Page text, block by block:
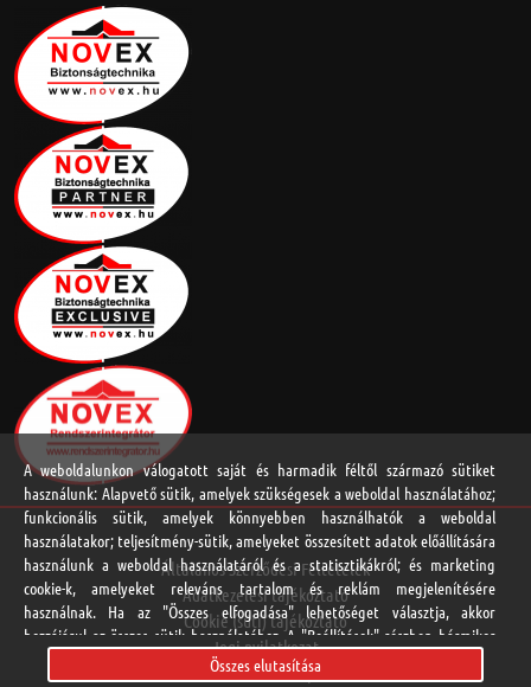
Általános Szerződési Feltételek
Adatkezelési tájékoztató
Cookie (süti) tájékoztató
Jogi nyilatkozat
Online vitarendezési platform
A weboldalunkon válogatott saját és harmadik féltől származó sütiket
használunk: Alapvető sütik, amelyek szükségesek a weboldal használatához;
funkcionális sütik, amelyek könnyebben használhatók a weboldal
használatakor; teljesítmény-sütik, amelyeket összesített adatok előállítására
használunk a weboldal használatáról és a statisztikákról; és marketing
cookie-k, amelyeket releváns tartalom és reklám megjelenítésére
használnak. Ha az "Összes elfogadása" lehetőséget választja, akkor
hozzájárul az összes sütik használatához. A "Beállítások" részben bármikor
elfogadhat és elutasíthat egyedi sütitípusokat, és visszavonhatja a jövőre
vonatkozó beleegyezését.
Összes elutasítása